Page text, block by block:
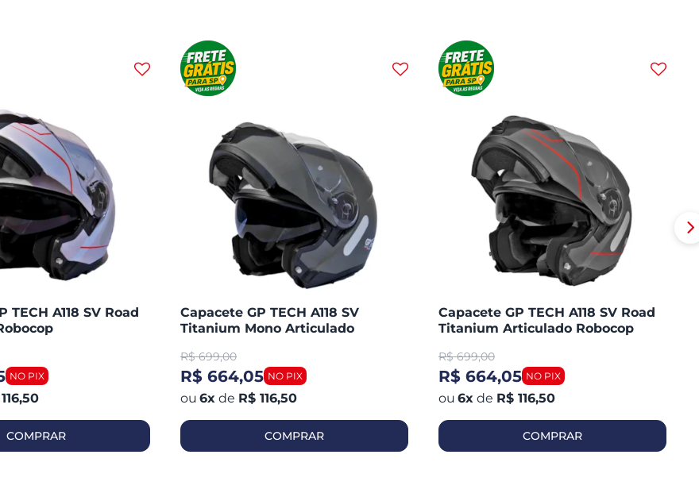
TECH A118 SV Road
COMPRAR
Capacete GP TECH A118 SV
Titanium Mono Articulado
R$ 699,00
R$ 664,05
6x de R$ 116,50
COMPRAR
Capacete GP TECH A118 SV Road
Titanium Articulado Robocop
R$ 699,00
R$ 664,05
6x de R$ 116,50
COMPRAR